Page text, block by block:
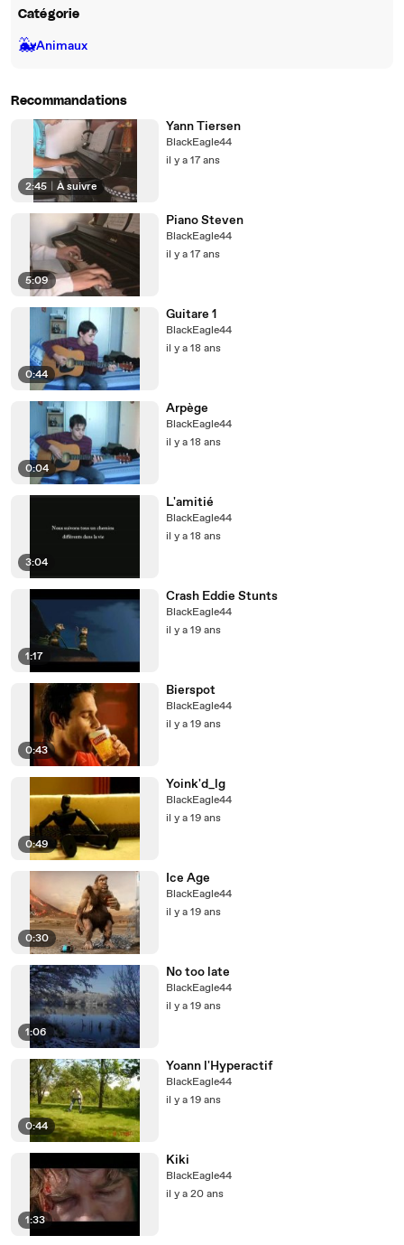
Catégorie
🐳Animaux
Recommandations
2:45 À suivre
Yann Tiersen
BlackEagle44
il y a 17 ans
5:09
Piano Steven
BlackEagle44
il y a 17 ans
0:44
Guitare 1
BlackEagle44
il y a 18 ans
0:04
Arpège
BlackEagle44
il y a 18 ans
3:04
L'amitié
BlackEagle44
il y a 18 ans
1:17
Crash Eddie Stunts
BlackEagle44
il y a 19 ans
0:43
Bierspot
BlackEagle44
il y a 19 ans
0:49
Yoink'd_lg
BlackEagle44
il y a 19 ans
0:30
Ice Age
BlackEagle44
il y a 19 ans
1:06
No too late
BlackEagle44
il y a 19 ans
0:44
Yoann l'Hyperactif
BlackEagle44
il y a 19 ans
1:33
Kiki
BlackEagle44
il y a 20 ans